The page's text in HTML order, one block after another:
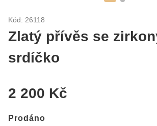
Kód: 26118
Zlatý přívěs se
srdíčko
2 200 Kč
Prodáno